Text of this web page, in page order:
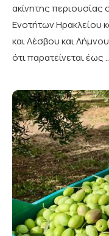
ακίνητης περιουσίας
Ενοτήτων Ηρακλείου
και Λέσβου και
ότι παρατείνεται έως